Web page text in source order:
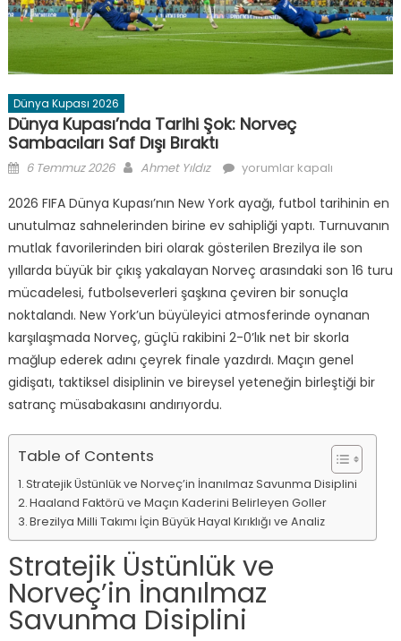
Dünya Kupası 2026
Dünya Kupası’nda Tarihi Şok: Norveç
Sambacıları Saf Dışı Bıraktı
Posted
6 Temmuz 2026 Author
Ahmet Yıldız
Dünya
Tarihi
Şok:
Norveç
Sambacıları
Saf
Dışı
Bıraktı
için
yorumlar kapalı
2026 FIFA Dünya Kupası’nın New York ayağı, futbol tarihinin en
unutulmaz sahnelerinden birine ev sahipliği yaptı. Turnuvanın
mutlak favorilerinden biri olarak gösterilen Brezilya ile son
yıllarda büyük bir çıkış yakalayan Norveç arasındaki son 16 turu
mücadelesi, futbolseverleri şaşkına çeviren bir sonuçla
noktalandı. New York’un büyüleyici atmosferinde oynanan
karşılaşmada Norveç, güçlü rakibini 2-0’lık net bir skorla
mağlup ederek adını çeyrek finale yazdırdı. Maçın genel
gidişatı, taktiksel disiplinin ve bireysel yeteneğin birleştiği bir
satranç müsabakasını andırıyordu.
Table of Contents
Stratejik Üstünlük ve Norveç’in İnanılmaz Savunma Disiplini
Haaland Faktörü ve Maçın Kaderini Belirleyen Goller
Brezilya Milli Takımı İçin Büyük Hayal Kırıklığı ve Analiz
Stratejik Üstünlük ve
Norveç’in İnanılmaz
Savunma Disiplini